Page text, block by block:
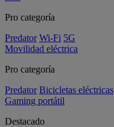
Pro categoría
Predator Wi-Fi 5G
Movilidad eléctrica
Pro categoría
Predator Bicicletas eléctricas
Gaming portátil
Destacado